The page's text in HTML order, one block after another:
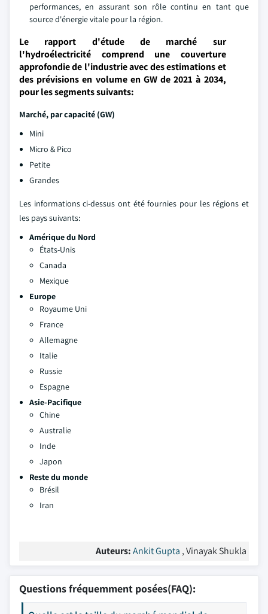
performances, en assurant son rôle continu en tant que
source d'énergie vitale pour la région.
Le rapport d'étude de marché sur
l'hydroélectricité comprend une couverture
approfondie de l'industrie avec des estimations et
des prévisions en volume en GW de 2021 à 2034,
pour les segments suivants:
Marché, par capacité (GW)
Mini
Micro & Pico
Petite
Grandes
Les informations ci-dessus ont été fournies pour les régions et
les pays suivants:
Amérique du Nord
États-Unis
Canada
Mexique
Europe
Royaume Uni
France
Allemagne
Italie
Russie
Espagne
Asie-Pacifique
Chine
Australie
Inde
Japon
Reste du monde
Brésil
Iran
Auteurs:Ankit Gupta , Vinayak Shukla
Questions fréquemment posées(FAQ):